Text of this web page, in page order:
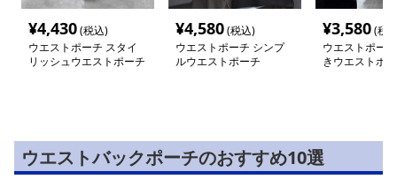
¥4,430(税込)
ウエストポーチ スタイ
リッシュウエストポーチ
¥4,580(税込)
ウエストポーチ シンプ
ルウエストポーチ
¥3,580(税
ウエストポー
きウエストポ
ウエストバックポーチのおすすめ10選